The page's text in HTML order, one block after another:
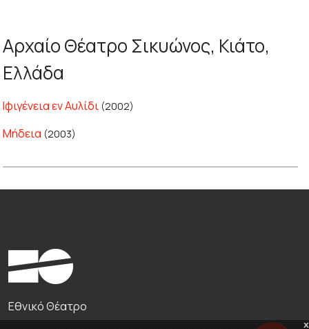
Αρχαίο Θέατρο Σικυώνος, Κιάτο,
Ελλάδα
Ιφιγένεια εν Αυλίδι (2002)
Μήδεια (2003)
x
Εθνικό Θέατρο